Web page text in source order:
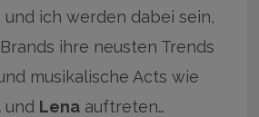
und ich werden dabei sein,
ihre neusten Trends
musikalische Acts wie
und Lena auftreten…